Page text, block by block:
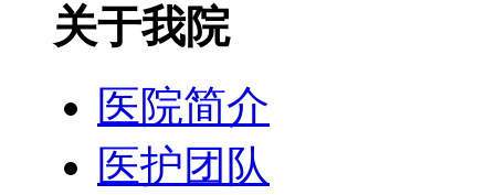
关于我院
医院简介
医护团队